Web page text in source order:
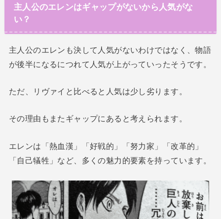
主人公のエレンはギャップがないから人気がな
い？
主人公のエレンも決して人気がないわけではなく、物語
が後半になるにつれて人気が上がっていったそうです。
ただ、リヴァイと比べると人気は少し劣ります。
その理由もまたギャップにあると考えられます。
エレンは「熱血漢」「好戦的」「努力家」「改革的」
「自己犠牲」など、多くの魅力的要素を持っています。